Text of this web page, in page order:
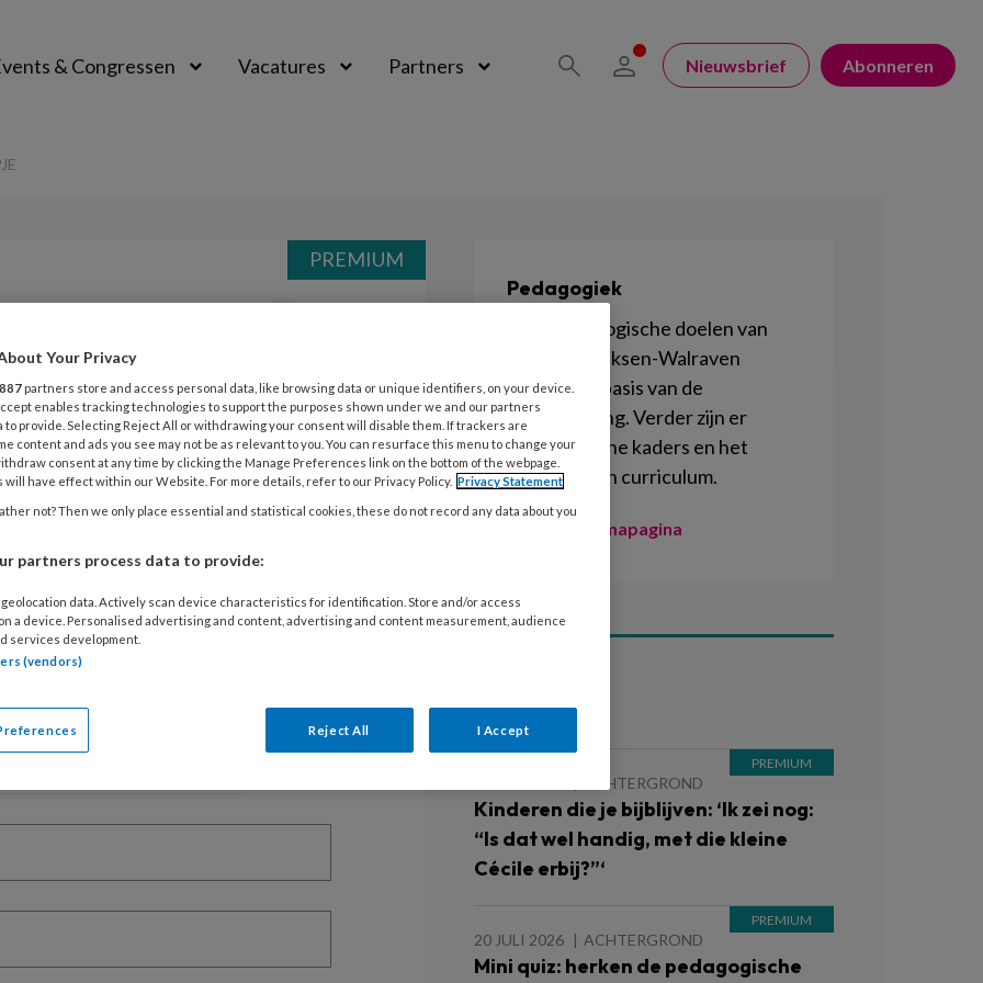
& Congressen Vacatures Partners Nieuwsbrief Abonneren
–
lezen?
lees 2 artikelen gratis per maand
PREMIUM
Pedagogiek
De 4 pedagogische doelen van
Marianne Riksen-Walraven
vormen de basis van de
kinderopvang. Verder zijn er
Pedagogische kaders en het
Pedagogisch curriculum.
Naar de themapagina
Lees ook
ACHTERGROND
Kinderen die je bijblijven: ‘Ik zei nog:
“Is dat wel handig, met die kleine
Cécile erbij?”‘
20 JULI 2026 ACHTERGROND
Mini quiz: herken de pedagogische
Your Privacy
887 partners store and access personal data, like browsing data or unique identifiers, on your device.
enables tracking technologies to support the purposes shown under we and our partners
to provide. Selecting Reject All or withdrawing your consent will disable them. If trackers are
content and ads you see may not be as relevant to you. You can resurface this menu to change your
consent at any time by clicking the Manage Preferences link on the bottom of the webpage.
will have effect within our Website. For more details, refer to our Privacy Policy. Privacy Statement
not? Then we only place essential and statistical cookies, these do not record any data about you
partners process data to provide:
data. Actively scan device characteristics for identification. Store and/or access
a device. Personalised advertising and content, advertising and content measurement, audience
services development.
(vendors)
Reject All I Accept